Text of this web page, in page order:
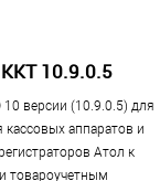
10.9.0.5
10 версии (10.9.0.5) для
аппаратов и
Атол к
товароучетным